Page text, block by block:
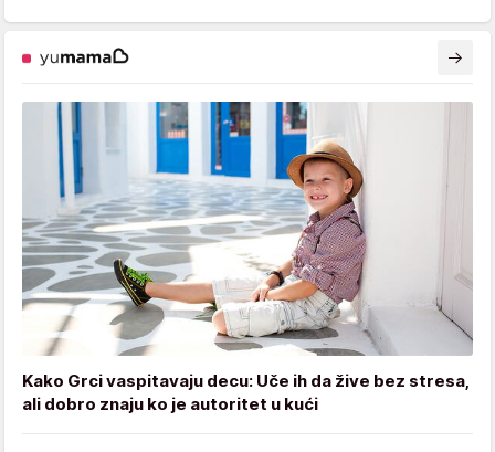
Kako Grci vaspitavaju decu: Uče ih da žive bez stresa,
ali dobro znaju ko je autoritet u kući